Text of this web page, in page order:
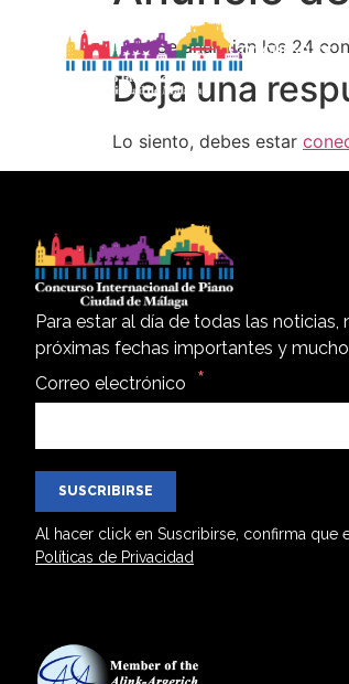
Concurso
Se anuncian los 24
Deja una
Lo siento, debes estar
Para estar al día de todas las noticias,
próximas fechas importantes y
Correo electrónico
SUSCRIBIRSE
Al hacer click en Suscribirse, confirma que
Políticas de Privacidad